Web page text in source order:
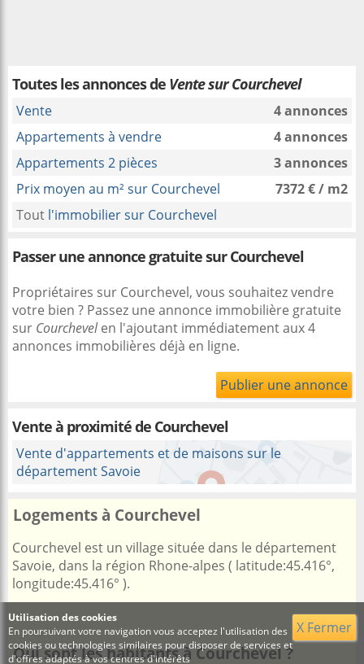
Toutes les annonces de Vente sur Courchevel
Vente
4 annonces
Appartements à vendre
4 annonces
Appartements 2 pièces
3 annonces
Prix moyen au m² sur Courchevel
7372 € / m2
Tout l'immobilier sur Courchevel
Passer une annonce gratuite sur Courchevel
Propriétaires sur Courchevel, vous souhaitez vendre
votre bien ? Passez une annonce immobilière gratuite
sur Courchevelen l'ajoutant immédiatement aux 4
annonces immobilières déjà en ligne.
Publier une annonce
Vente à proximitéde Courchevel
Vente d'appartements et de maisons sur le
département Savoie
Logements à Courchevel
Courchevel est un village située dans le département
Savoie, dans la région Rhone-alpes ( latitude:45.416°,
longitude:45.416° ).
Qui sont les habitants à Courchevel ?
X Fermer
Utilisation des cookies
En poursuivant votre navigation vous acceptez l'utilisation des
cookies ou technologies similaires pour disposer de services et
d'offres adaptés à vos centres d'intérêts